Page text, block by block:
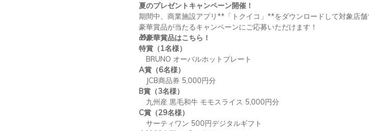
夏のプレゼントキャンペーン開催！
期間中、商業施設アプリ** 「トクイコ」 **をダウンロードして対象店舗
豪華賞品が当たるキャンペーンにご応募いただけます！
🎁豪華賞品はこちら！
特賞（1名様）
BRUNO オーバルホットプレート
A賞（6名様）
JCB商品券 5,000円分
B賞（3名様）
九州産 黒毛和牛 モモスライス 5,000円分
C賞（29名様）
サーティワン 500円デジタルギフト